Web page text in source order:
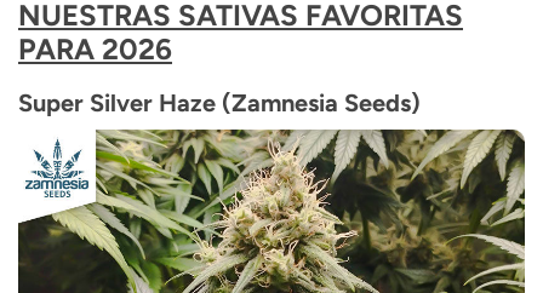
NUESTRAS SATIVAS FAVORITAS
PARA 2026
Super Silver Haze (Zamnesia Seeds)